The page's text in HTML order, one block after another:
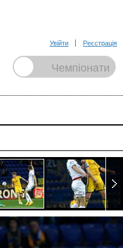
Увійти Реєстрація